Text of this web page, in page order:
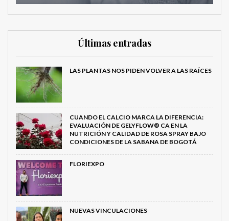
Últimas entradas
LAS PLANTAS NOS PIDEN VOLVER A LAS RAÍCES
CUANDO EL CALCIO MARCA LA DIFERENCIA:
EVALUACIÓN DE GELYFLOW® CA EN LA
NUTRICIÓN Y CALIDAD DE ROSA SPRAY BAJO
CONDICIONES DE LA SABANA DE BOGOTÁ
FLORIEXPO
NUEVAS VINCULACIONES